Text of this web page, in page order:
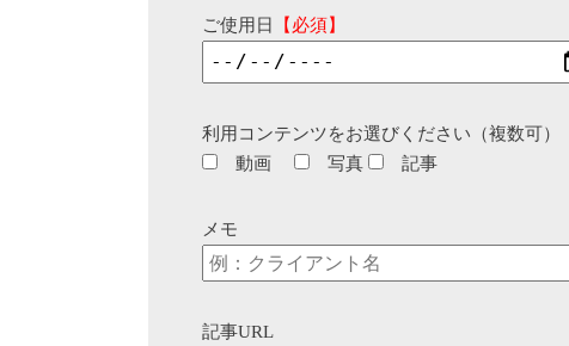
ご使用日 【必須】
利用コンテンツをお選びください（複数可）
動画
写真 記事
メモ
記事URL